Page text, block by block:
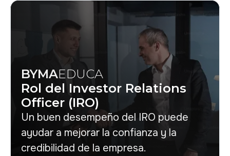
BYMAEDUCA
Rol del Investor Relations
Officer (IRO)
Un buen desempeño del IRO puede
ayudar a mejorar la confianza y la
credibilidad de la empresa.